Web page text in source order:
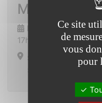
Match de
Dimanche 27
17h00
Stade de foot
Ce site
de
vous
pour